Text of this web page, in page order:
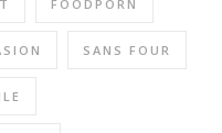
FOODPORN
SANS FOUR